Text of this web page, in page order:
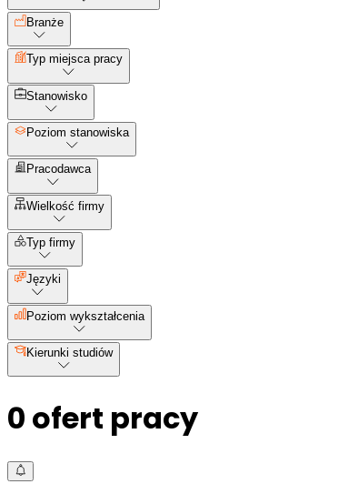
Branże
Typ miejsca pracy
Stanowisko
Poziom stanowiska
Pracodawca
Wielkość firmy
Typ firmy
Języki
Poziom wykształcenia
Kierunki studiów
0 ofert pracy